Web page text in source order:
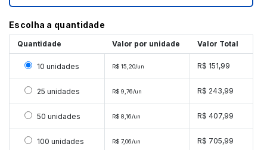
Escolha a quantidade
Quantidade Valor por unidade Valor Total
Selecionar 10 unidades
10 unidades R$ 15,20/un R$ 151,99
Selecionar 25 unidades
25 unidades R$ 9,76/un R$ 243,99
Selecionar 50 unidades
50 unidades R$ 8,16/un R$ 407,99
Selecionar 100 unidades
100 unidades R$ 7,06/un R$ 705,99